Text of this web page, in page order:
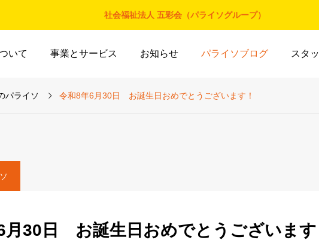
社会福祉法人 五彩会（パライソグループ）
いて 事業とサービス お知らせ パライソブログ スタ
パライソ 令和8年6月30日 お誕生日おめでとうございます！
月30日 お誕生日おめでとうございま